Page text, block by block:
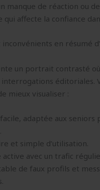
manque de réaction ou
qui affecte la confiance
inconvénients en résumé
un portrait contrasté où
interrogations éditoriales.
mieux visualiser :
adaptée aux seniors
et simple d’utilisation.
active avec un trafic
de faux profils et